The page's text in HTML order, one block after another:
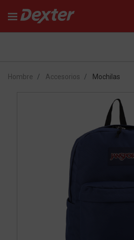
Hombre Accesorios Mochilas